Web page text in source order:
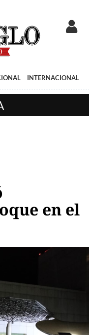
INTERNACIONAL
en el